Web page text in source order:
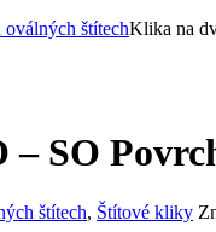
štítechKlika na
SO
štítech, Štítové kliky